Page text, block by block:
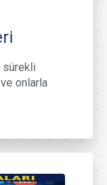
sürekli
onlarla